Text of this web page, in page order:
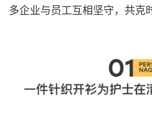
多企业与员工互相坚守，共克